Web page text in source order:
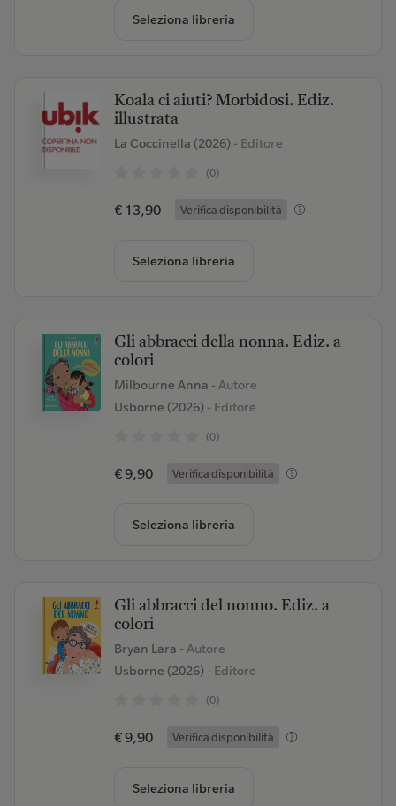
Seleziona libreria
Koala ci aiuti? Morbidosi. Ediz.
illustrata
La Coccinella (2026)- Editore
(0)
€ 13,90 Verifica disponibilità
Seleziona libreria
Gli abbracci della nonna. Ediz. a
colori
Milbourne Anna - Autore
Usborne (2026)- Editore
(0)
€ 9,90 Verifica disponibilità
Seleziona libreria
Gli abbracci del nonno. Ediz. a
colori
Bryan Lara - Autore
Usborne (2026)- Editore
(0)
€ 9,90 Verifica disponibilità
Seleziona libreria